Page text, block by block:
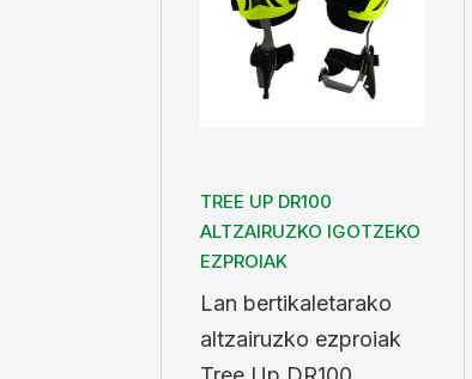
TREE UP DR100
ALTZAIRUZKO IGOTZEKO
EZPROIAK
Lan bertikaletarako
altzairuzko ezproiak